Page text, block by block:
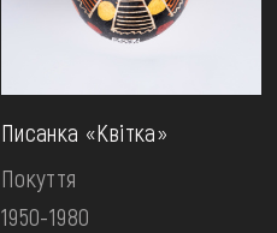
Писанка «Квітка»
Покуття
1950-1980